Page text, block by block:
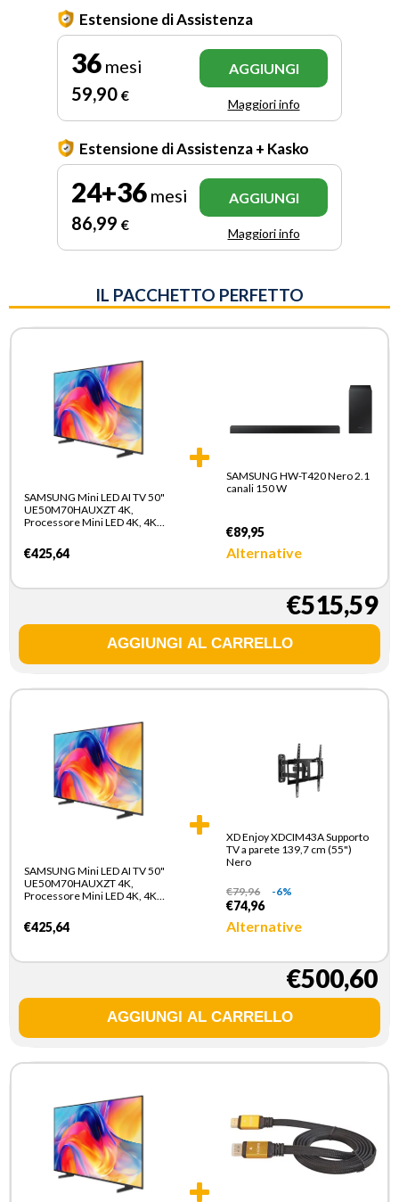
Estensione di Assistenza
36 mesi
59,90 €
AGGIUNGI
Maggiori info
Estensione di Assistenza + Kasko
24+36 mesi
86,99 €
AGGIUNGI
Maggiori info
IL PACCHETTO PERFETTO
SAMSUNG Mini LED AI TV 50"
UE50M70HAUXZT 4K,
Processore Mini LED 4K, 4K
Lite, Metal Stream Design,
Vision AI Smart TV, 2026
€425,64
SAMSUNG HW-T420 Nero 2.1
canali 150 W
€89,95
Alternative
€515,59
SAMSUNG Mini LED AI TV 50"
UE50M70HAUXZT 4K,
Processore Mini LED 4K, 4K
Lite, Metal Stream Design,
Vision AI Smart TV, 2026
€425,64
XD Enjoy XDCIM43A Supporto
TV a parete 139,7 cm (55")
Nero
€79,96 -6%
€74,96
Alternative
€500,60